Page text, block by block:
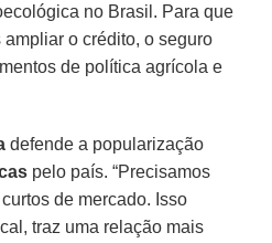
no Brasil. Para que
o crédito, o seguro
de política agrícola e
defende a popularização
pelo país. “Precisamos
de mercado. Isso
traz uma relação mais